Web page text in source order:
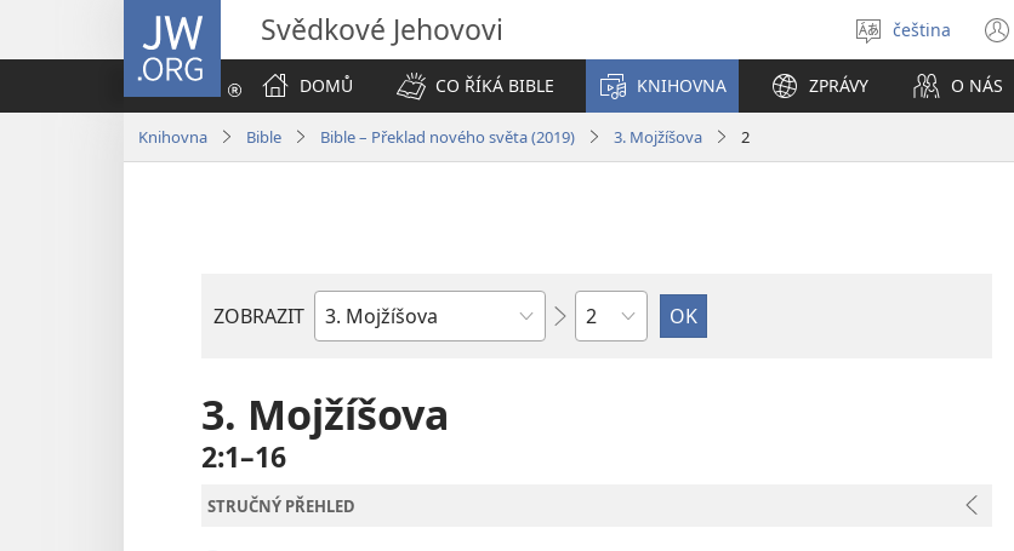
JW.ORG Svědkové Jehovovi
Vybrat
jazyk
čeština
DOMŮ
CO ŘÍKÁ BIBLE KNIHOVNA ZPRÁVY O NÁS
Knihovna Bible Bible – Překlad nového světa (2019) 3. Mojžíšova 2
ZOBRAZIT
Biblická
Kapitola
3. Mojžíšova
2:1–16
STRUČNÝ PŘEHLED